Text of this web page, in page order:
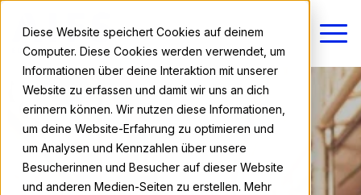
Diese Website speichert Cookies auf deinem
Computer. Diese Cookies werden verwendet, um
Informationen über deine Interaktion mit unserer
Website zu erfassen und damit wir uns an dich
erinnern können. Wir nutzen diese Informationen,
um deine Website-Erfahrung zu optimieren und
um Analysen und Kennzahlen über unsere
Besucherinnen und Besucher auf dieser Website
und anderen Medien-Seiten zu erstellen. Mehr